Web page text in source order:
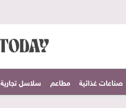
صناعات غذائية مطاعم سلاسل تجارية